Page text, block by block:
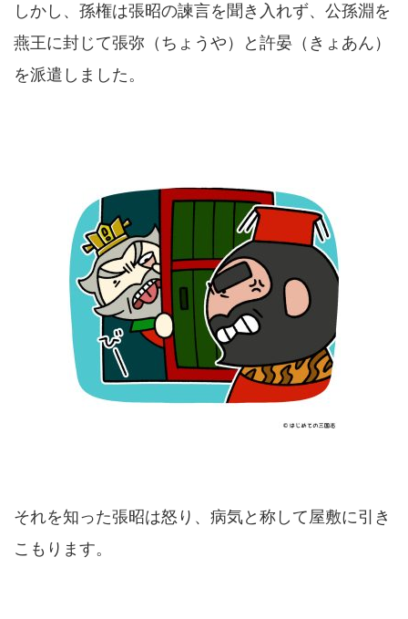
しかし、孫権は張昭の諫言を聞き入れず、公孫淵を
燕王に封じて張弥（ちょうや）と許晏（きょあん）
を派遣しました。
それを知った張昭は怒り、病気と称して屋敷に引き
こもります。